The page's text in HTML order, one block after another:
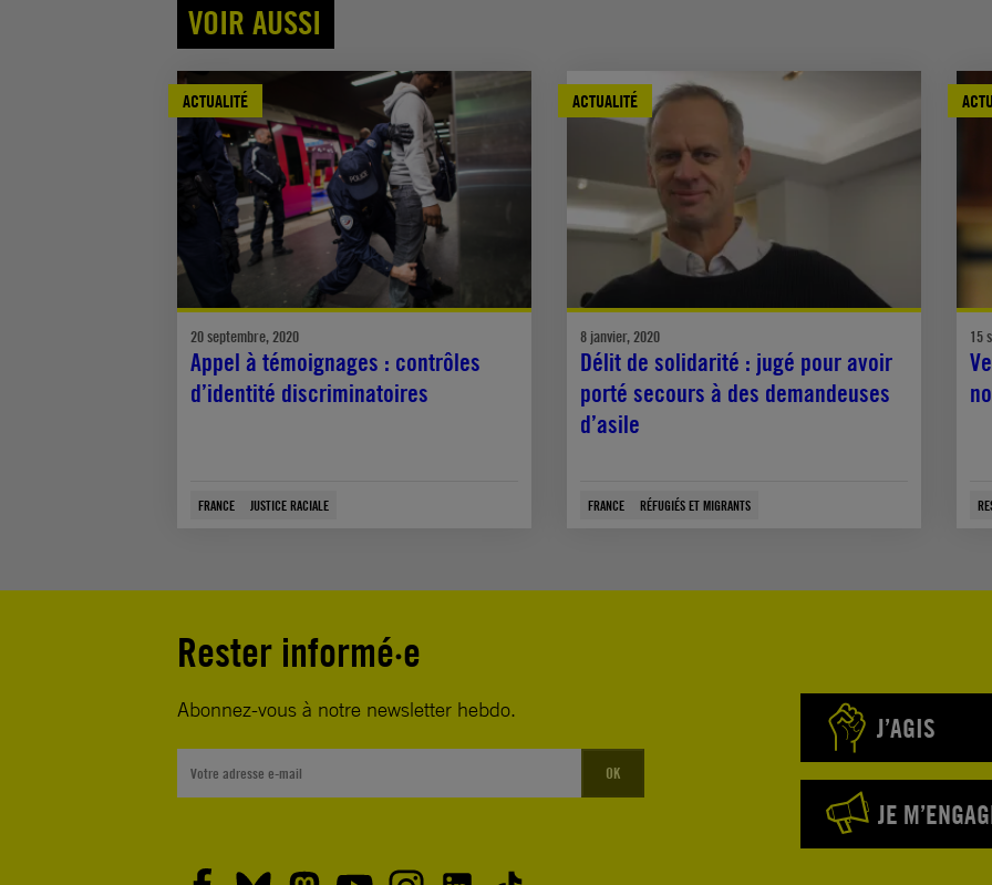
VOIR AUSSI
ACTUALITÉ
20 septembre, 2020
Appel à témoignages : contrôles
d’identité discriminatoires
FRANCE JUSTICE RACIALE
ACTUALITÉ
8 janvier, 2020
Délit de solidarité : jugé pour avoir
porté secours à des demandeuses
d’asile
FRANCE RÉFUGIÉS ET MIGRANTS
15
Rester informé·e
Abonnez-vous à notre newsletter hebdo.
OK
J’AGIS
JE